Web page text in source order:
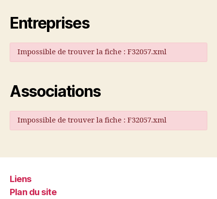
Entreprises
Impossible de trouver la fiche : F32057.xml
Associations
Impossible de trouver la fiche : F32057.xml
Liens
Plan du site